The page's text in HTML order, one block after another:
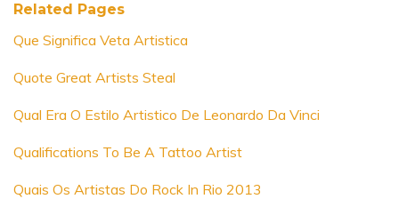
Related Pages
Que Significa Veta Artistica
Quote Great Artists Steal
Qual Era O Estilo Artistico De Leonardo Da Vinci
Qualifications To Be A Tattoo Artist
Quais Os Artistas Do Rock In Rio 2013